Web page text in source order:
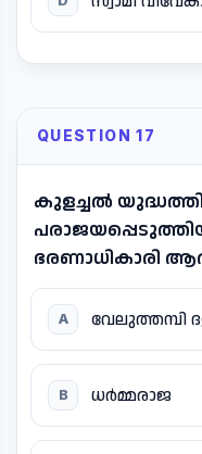
QUESTION 17
കുളച്ചൽ
ഭരണാധികാരി
A വേലുത്തമ്പി
B ധർമ്മരാജ